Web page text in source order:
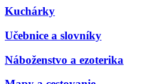
Kuchárky
Učebnice a slovníky
Náboženstvo a ezoterika